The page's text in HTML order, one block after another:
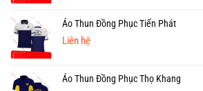
Áo Thun Đồng Phục Tiến Phát
Liên hệ
Áo Thun Đồng Phục Thọ Khang